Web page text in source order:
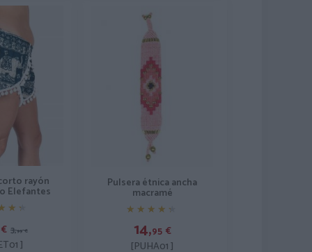
rayón
Elefantes
€ 3,99 €
]
Pulsera étnica ancha
macramé
★★★★★
★★★★★
14,95 €
[PUHA01 ]